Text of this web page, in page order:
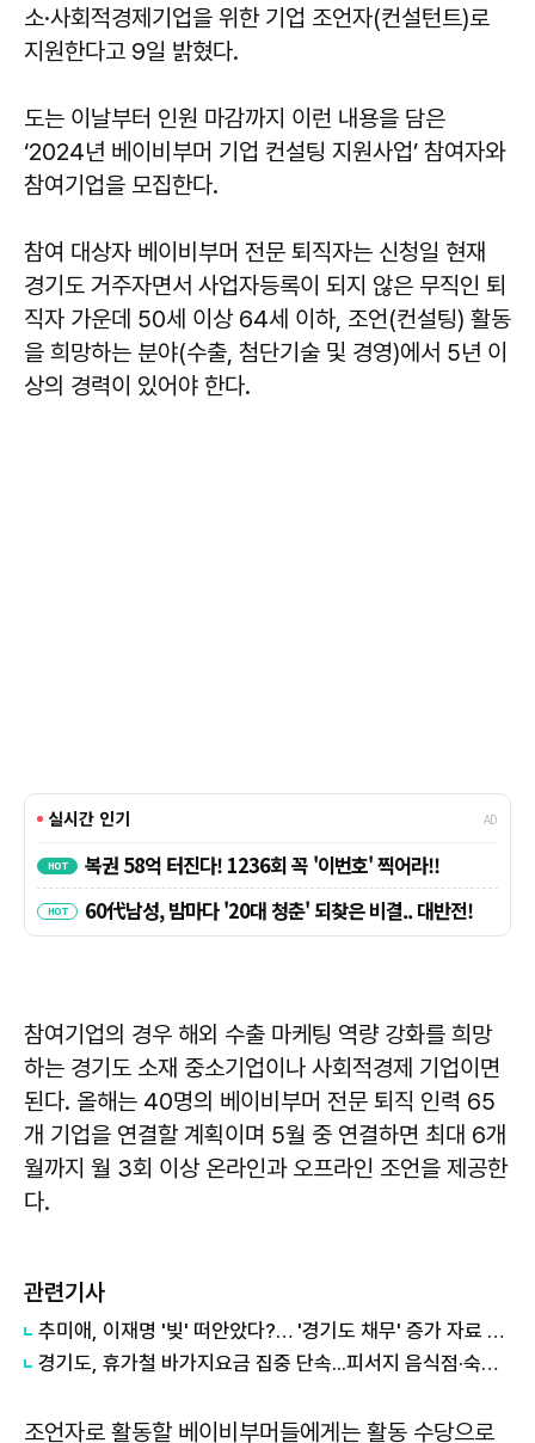
소·사회적경제기업을 위한 기업 조언자(컨설턴트)로
지원한다고 9일 밝혔다.
도는 이날부터 인원 마감까지 이런 내용을 담은
‘2024년 베이비부머 기업 컨설팅 지원사업’ 참여자와
참여기업을 모집한다.
참여 대상자 베이비부머 전문 퇴직자는 신청일 현재
경기도 거주자면서 사업자등록이 되지 않은 무직인 퇴
직자 가운데 50세 이상 64세 이하, 조언(컨설팅) 활동
을 희망하는 분야(수출, 첨단기술 및 경영)에서 5년 이
상의 경력이 있어야 한다.
참여기업의 경우 해외 수출 마케팅 역량 강화를 희망
하는 경기도 소재 중소기업이나 사회적경제 기업이면
된다. 올해는 40명의 베이비부머 전문 퇴직 인력 65
개 기업을 연결할 계획이며 5월 중 연결하면 최대 6개
월까지 월 3회 이상 온라인과 오프라인 조언을 제공한
다.
관련기사
추미애, 이재명 '빚' 떠안았다?… '경기도 채무' 증가 자료 실시간 확산
경기도, 휴가철 바가지요금 집중 단속...피서지 음식점·숙박업소 현장점검
조언자로 활동할 베이비부머들에게는 활동 수당으로